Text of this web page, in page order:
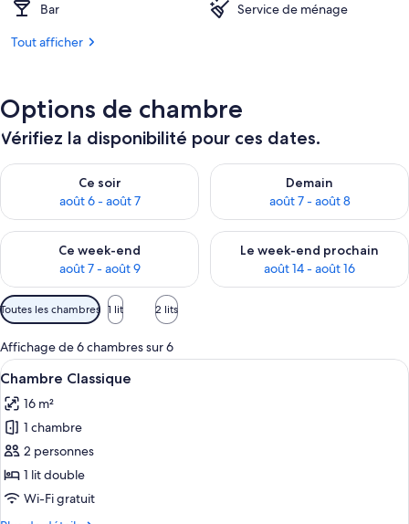
Bar
Service de ménage
Tout afficher
Options de chambre
Vérifiez la disponibilité pour ces dates.
Ce soir
août 6 - août 7
Vérifier la disponibilité pour ce soir août 6 - août 7
Demain
août 7 - août 8
Vérifier la disponibilité pour
Ce week-end
août 7 - août 9
Vérifier la disponibilité pour ce week-end août 7 - août 9
Le week-end prochain
août 14 - août 16
Vérifier la disponibilité pour
Filtres
disponibles
pour
les
chambres
Toutes les chambres 1 lit 2 lits
Affichage de 6 chambres sur 6
Afficher
toutes
les
photos
pour
ce
type
Chambre Classique | Bureau,
4
Chambre Classique
16 m²
1 chambre
2 personnes
1 lit double
Wi-Fi gratuit